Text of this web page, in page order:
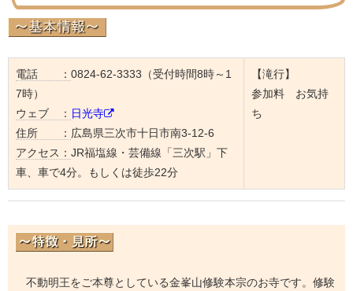
電話 ： 0824-62-3333（受付時間8時～1
7時）
ウェブ ： 日光寺
住所 ： 広島県三次市十日市南3-12-6
アクセス： JR福塩線・芸備線「三次駅」下
車、車で4分。もしくは徒歩22分
【滝行】
参加料 お気持
ち
不動明王をご本尊としている金峯山修験本宗のお寺です。修験